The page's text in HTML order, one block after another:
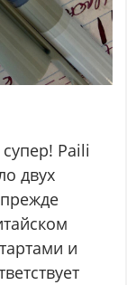
Paili
двух
и